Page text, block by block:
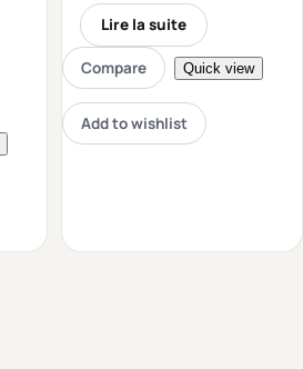
Lire la suite
Compare Quick view
Add to wishlist